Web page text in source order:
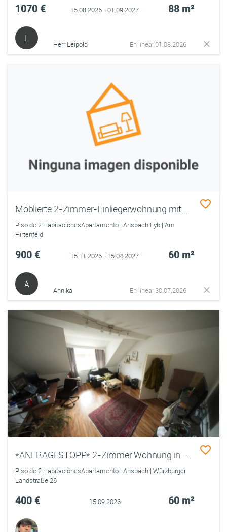
1070 € 15.08.2026 - 01.09.2027 88 m²
L
Herr Leipold En línea: 01.08.2026
Möblierte 2-Zimmer-Einliegerwohnung mit Wintergarten – Ansbach-Eyb
Piso de 2 HabitaciónesApartamento | Ansbach Eyb | Am
Hirtenfeld
900 € 15.11.2026 - 15.04.2027 60 m²
A
Annika En línea: 30.07.2026
*ANFRAGESTOPP* 2-Zimmer Wohnung in Ansbach
Piso de 2 HabitaciónesApartamento | Ansbach | Würzburger
Landstraße 26
400 € 15.09.2026 60 m²